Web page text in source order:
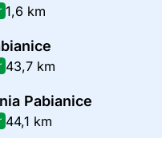
1,6 km
43,7 km
Pabianice
44,1 km